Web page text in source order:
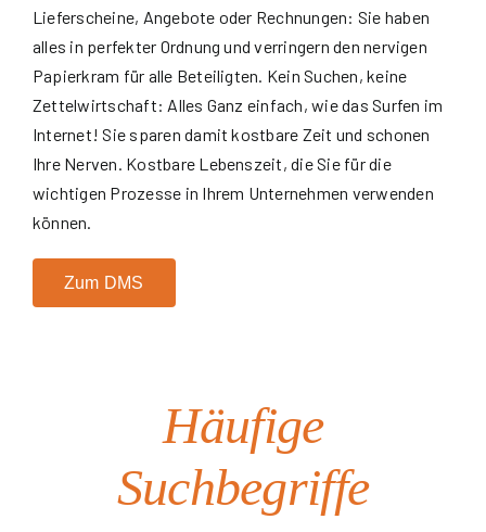
Lieferscheine, Angebote oder Rechnungen: Sie haben
alles in perfekter Ordnung und verringern den nervigen
Papierkram für alle Beteiligten. Kein Suchen, keine
Zettelwirtschaft: Alles Ganz einfach, wie das Surfen im
Internet! Sie sparen damit kostbare Zeit und schonen
Ihre Nerven. Kostbare Lebenszeit, die Sie für die
wichtigen Prozesse in Ihrem Unternehmen verwenden
können.
Zum DMS
Häufige
Suchbegriffe